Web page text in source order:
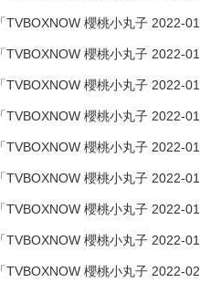
「TVBOXNOW 櫻桃小丸子 2022-
「TVBOXNOW 櫻桃小丸子 2022-
「TVBOXNOW 櫻桃小丸子 2022-
「TVBOXNOW 櫻桃小丸子 2022-
「TVBOXNOW 櫻桃小丸子 2022-
「TVBOXNOW 櫻桃小丸子 2022-
「TVBOXNOW 櫻桃小丸子 2022-
「TVBOXNOW 櫻桃小丸子 2022-
「TVBOXNOW 櫻桃小丸子 2022-